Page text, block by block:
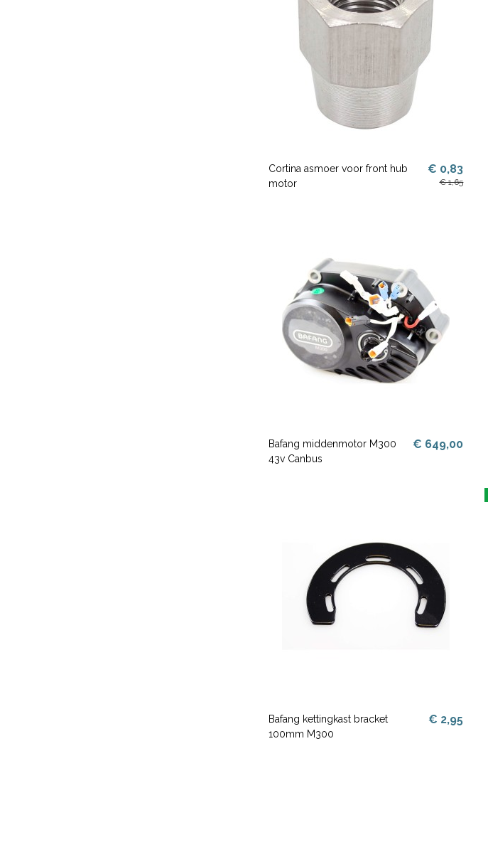
Cortina asmoer voor front hub
motor
€ 0,83
€ 1,65
Bafang middenmotor M300
43v Canbus
€ 649,00
Bafang kettingkast bracket
100mm M300
€ 2,95